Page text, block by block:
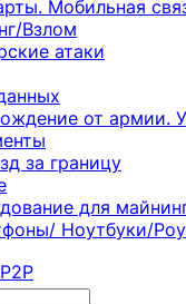
Мобильная
Взлом
атаки
от армии.
за границу
для
Ноутбуки/
P2P